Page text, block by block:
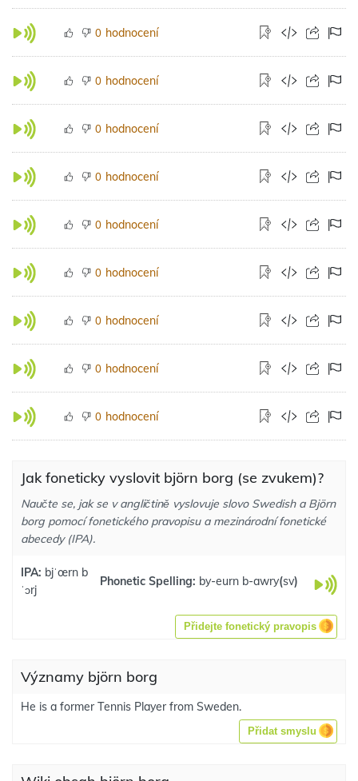
0 hodnocení
0 hodnocení
0 hodnocení
0 hodnocení
0 hodnocení
0 hodnocení
0 hodnocení
0 hodnocení
0 hodnocení
Jak foneticky vyslovit björn borg (se zvukem)?
Naučte se, jak se v angličtině vyslovuje slovo Swedish a Björn
borg pomocí fonetického pravopisu a mezinárodní fonetické
abecedy (IPA).
IPA: bjˈœrn b
ˈɔrj
Phonetic Spelling: by-eurn b-awry(sv)
Přidejte fonetický pravopis
Významy björn borg
He is a former Tennis Player from Sweden.
Přidat smyslu